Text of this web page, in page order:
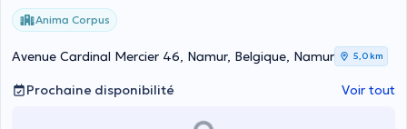
Anima Corpus
Avenue Cardinal Mercier 46, Namur, Belgique, Namur 5,0 km
Prochaine disponibilité Voir tout